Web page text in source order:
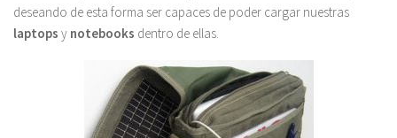
deseando de esta forma ser capaces de poder cargar nuestras
laptops y notebooks dentro de ellas.